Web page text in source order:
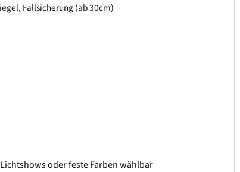
Fallsicherung (ab 30cm)
oder feste Farben wählbar